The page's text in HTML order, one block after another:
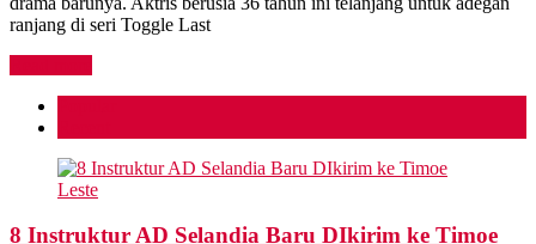
ranjang di seri Toggle Last
8 Instruktur AD Selandia Baru DIkirim ke Timoe